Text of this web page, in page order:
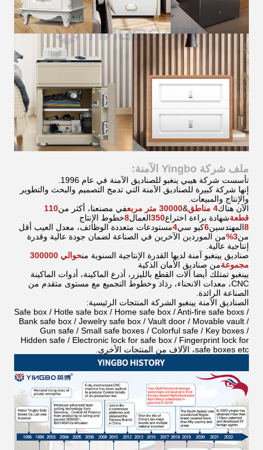
ملف شركة Yingbo الآمنة:
تأسست شركة هيبي ينغبو للصناديق الآمنة في عام 1996.
إنها شركة كبيرة للصناديق الآمنة التي تدمج التصميم والبحث والتطوير
والإنتاج والمبيعات.
الآن هناك4 مناطق &30000 متر مربع في مصنعنا، أكثر من110
قطعةشهادة براءة اختراع350العمال8خطوط الإنتاج
8المهندسين6كيو سي4مستودعات متعددة الوظائف، معدل العيب أقل
من3%
من الموردين الآخرين في الصناعة لضمان جودة عالية وقدرة
إنتاجية عالية.
صناديق يينغبو آمنة لديها القدرة الإنتاجية السنوية من
حوالي 300000
مجموعةمن صناديق الأمان الذكية
يينغبو تمتلك أيضا آلات القطع بالليزر، أذرع الماكينة، أدوات الماكينة
CNC، معدات الانحناء، رذاذ وخطوط التجميع مع مستوى متقدم من
الصناعة الرائدة.
الصناديق الآمنة يينغبو الشركة المنتجات الرئيسية:
Safe box / Hotle safe box / Home safe box / Anti-fire safe boxs /
Bank safe box / Jewelry safe box / Vault door / Movable vault /
Gun safe / Small safe boxes / Colorful safe / Key boxes /
Hidden safe / Electronic lock for safe box / Fingerprint lock for
safe boxes etc، الآلاف من المنتجات الأخرى
.